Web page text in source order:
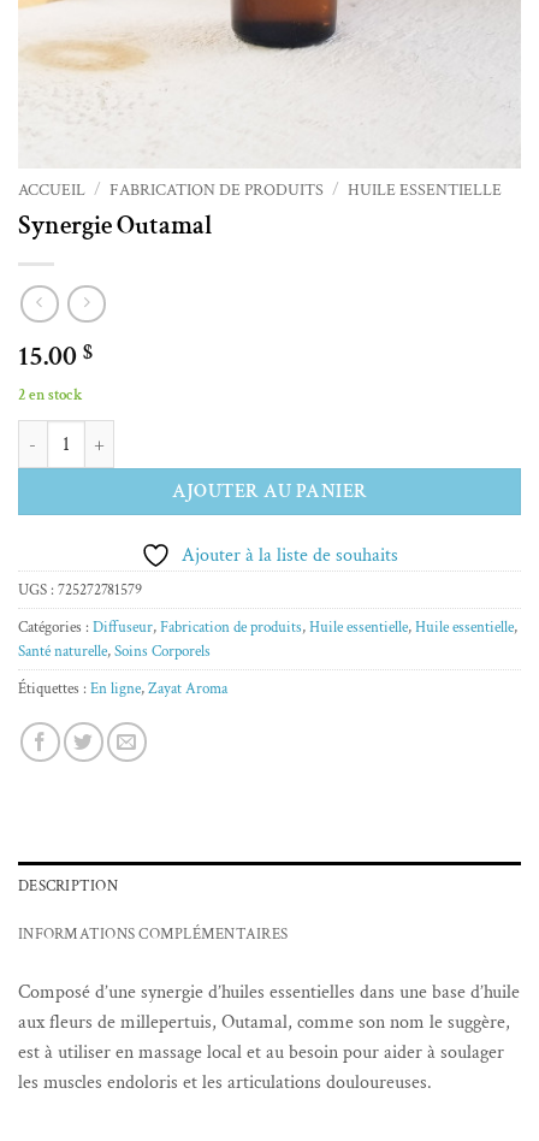
ACCUEIL / FABRICATION DE PRODUITS / HUILE ESSENTIELLE
Synergie Outamal
15.00 $
2 en stock
quantité de Synergie Outamal
AJOUTER AU PANIER
Alternative:
Ajouter à la liste de souhaits
UGS : 725272781579
Catégories : Diffuseur,Fabrication de produits,Huile essentielle,Huile essentielle,
Santé naturelle,Soins Corporels
Étiquettes : En ligne,Zayat Aroma
DESCRIPTION
INFORMATIONS COMPLÉMENTAIRES
Composé d’une synergie d’huiles essentielles dans une base d’huile
aux fleurs de millepertuis, Outamal, comme son nom le suggère,
est à utiliser en massage local et au besoin pour aider à soulager
les muscles endoloris et les articulations douloureuses.